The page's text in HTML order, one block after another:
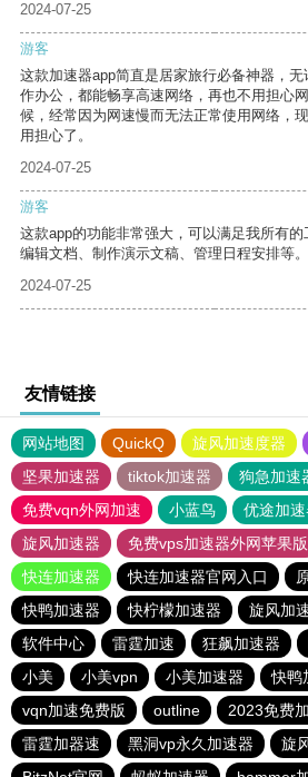
2024-07-25
游客
这款加速器app简直是居家旅行必备神器，
作办公，都能畅享高速网络，再也不用担心
候，经常因为网速慢而无法正常使用网络，
用担心了。
2024-07-25
游客
这款app的功能非常强大，可以满足我所有
编辑文档、制作演示文稿、管理日程安排等。
2024-07-25
友情链接
网站地图 QuickQ 旋风加速度器
坚果加速器
tiktok加速器
狗急加速
免费vqn外网加速
小蓝鸟 优途加
旋风加速器
免费vps加速器外网苹果版
快连加速器
快连加速器官网入口
快鸭加速器
快柠檬加速器 旋风加
软件中心
雷霆加速 狂飙加速器
小美
小美vpn 小美加速器
快鸭
vqn加速免费版
outline 2023免费
雷霆加器速
黑洞vp永久加速器
旋